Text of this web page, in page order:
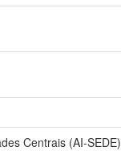
Centrais (AI-SEDE)